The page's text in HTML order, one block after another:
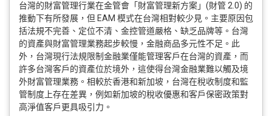
台灣的財富管理行業在金管會「財富管理新方案」(財管 2.0) 的
推動下有所發展，但 EAM 模式在台灣相對較少見。主要原因包
括法規不完善、定位不清、金控管道嚴格、缺乏品牌等。台灣
的資產與財富管理業務起步較慢，金融商品多元性不足。此
外，台灣現行法規限制金融業僅能管理客戶在台灣的資產，而
許多台灣客戶的資產位於境外，這使得台灣金融業難以觸及境
外財富管理業務。相較於香港和新加坡，台灣在稅收制度和監
管制度上存在差異，例如新加坡的稅收優惠和客戶保密政策對
高淨值客戶更具吸引力。